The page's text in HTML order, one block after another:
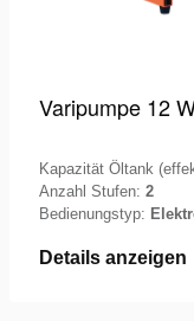
Varipumpe 12
Kapazität Öltank
Anzahl Stufen: 2
Bedienungstyp:
Details anzeigen